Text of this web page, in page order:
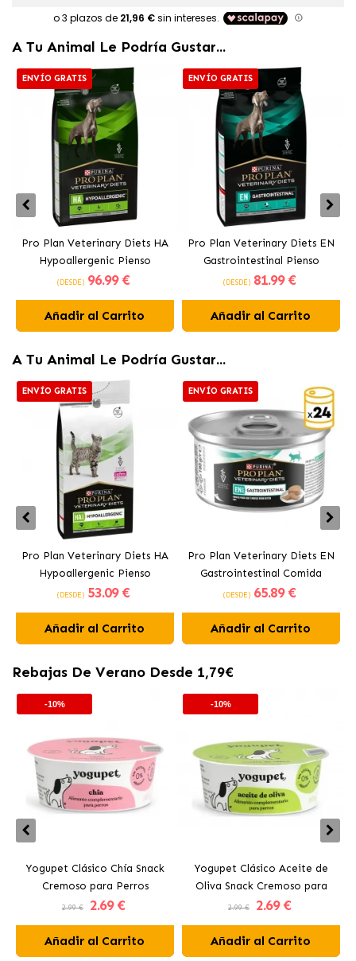
A Tu Animal Le Podría Gustar...
ENVÍO GRATIS
Pro Plan Veterinary Diets HA
Hypoallergenic Pienso
Hipoalergénico para Perros
(DESDE) 96.99 €
Añadir al Carrito
ENVÍO GRATIS
Pro Plan Veterinary Diets EN
Gastrointestinal Pienso
Digestivo para Perros
(DESDE) 81.99 €
Añadir al Carrito
A Tu Animal Le Podría Gustar...
ENVÍO GRATIS
Pro Plan Veterinary Diets HA
Hypoallergenic Pienso
Hipoalergénico para Gatos
(DESDE) 53.09 €
Añadir al Carrito
ENVÍO GRATIS
Pro Plan Veterinary Diets EN
Gastrointestinal Comida
Húmeda Digestiva para Gato
(DESDE) 65.89 €
Añadir al Carrito
Rebajas De Verano Desde 1,79€
-10%
Yogupet Clásico Chía Snack
Cremoso para Perros
2.99 € 2.69 €
Añadir al Carrito
-10%
Yogupet Clásico Aceite de
Oliva Snack Cremoso para
Perros
2.99 € 2.69 €
Añadir al Carrito